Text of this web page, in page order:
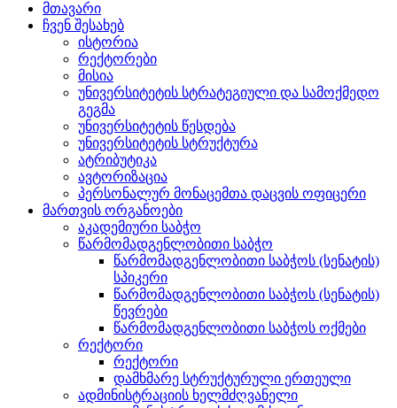
მთავარი
ჩვენ შესახებ
ისტორია
რექტორები
მისია
უნივერსიტეტის სტრატეგიული და სამოქმედო
გეგმა
უნივერსიტეტის წესდება
უნივერსიტეტის სტრუქტურა
ატრიბუტიკა
ავტორიზაცია
პერსონალურ მონაცემთა დაცვის ოფიცერი
მართვის ორგანოები
აკადემიური საბჭო
წარმომადგენლობითი საბჭო
წარმომადგენლობითი საბჭოს (სენატის)
სპიკერი
წარმომადგენლობითი საბჭოს (სენატის)
წევრები
წარმომადგენლობითი საბჭოს ოქმები
რექტორი
რექტორი
დამხმარე სტრუქტურული ერთეული
ადმინისტრაციის ხელმძღვანელი